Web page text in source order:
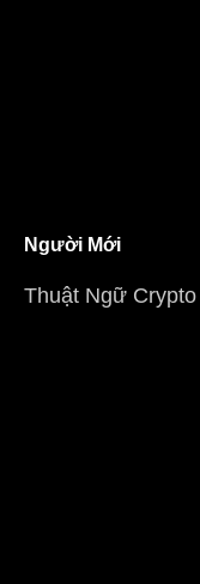
Người Mới
Thuật Ngữ Crypto